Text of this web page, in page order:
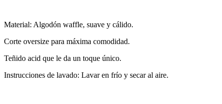
Material: Algodón waffle, suave y cálido.
Corte oversize para máxima comodidad.
Teñido acid que le da un toque único.
Instrucciones de lavado: Lavar en frío y secar al aire.